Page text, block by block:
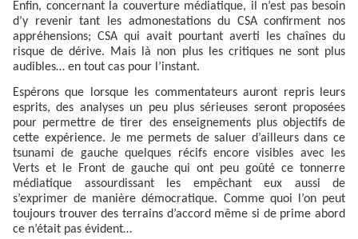
Enfin, concernant la couverture médiatique, il n’est pas besoin
d’y revenir tant les admonestations du CSA confirment nos
appréhensions; CSA qui avait pourtant averti les chaînes du
risque de dérive. Mais là non plus les critiques ne sont plus
audibles… en tout cas pour l’instant.
Espérons que lorsque les commentateurs auront repris leurs
esprits, des analyses un peu plus sérieuses seront proposées
pour permettre de tirer des enseignements plus objectifs de
cette expérience. Je me permets de saluer d’ailleurs dans ce
tsunami de gauche quelques récifs encore visibles avec les
Verts et le Front de gauche qui ont peu goûté ce tonnerre
médiatique assourdissant les empêchant eux aussi de
s’exprimer de manière démocratique. Comme quoi l’on peut
toujours trouver des terrains d’accord même si de prime abord
ce n’était pas évident…